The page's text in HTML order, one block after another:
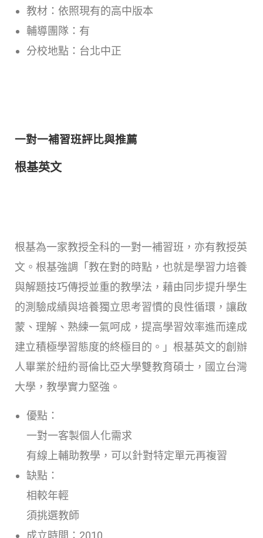
教材：依照現有的高中版本
輔導團隊：有
分校地點：台北中正
一對一補習班評比與推薦
根基英文
根基為一家教授全科的一對一補習班，亦有教授英
文。根基強調「教在對的時點，也就是學習力培養
與解題技巧傳授並重的教學法，藉由同步提升學生
的測驗成績與培養獨立思考習慣的良性循環，讓啟
蒙、理解、熟練一氣呵成，提高學習效率進而達成
建立積極學習態度的終極目的。」根基英文的創辦
人畢業於紐約哥倫比亞大學雙教育碩士，國立台灣
大學，教學實力堅強。
優點：
一對一客製個人化需求
有線上輔助教學，可以針對特定單元再複習
缺點：
相較年輕
須挑選教師